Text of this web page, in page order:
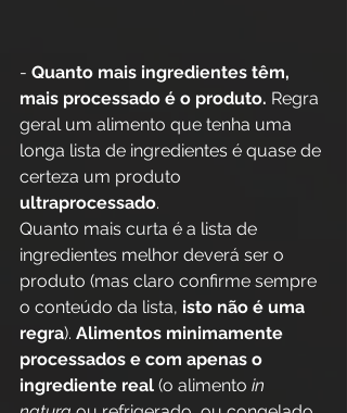
- Quanto mais ingredientes têm,
mais processado é o produto. Regra
geral um alimento que tenha uma
longa lista de ingredientes é quase de
certeza um produto
ultraprocessado.
Quanto mais curta é a lista de
ingredientes melhor deverá ser o
produto (mas claro confirme sempre
o conteúdo da lista, isto não é uma
regra). Alimentos minimamente
processados e com apenas o
ingrediente real (o alimento in